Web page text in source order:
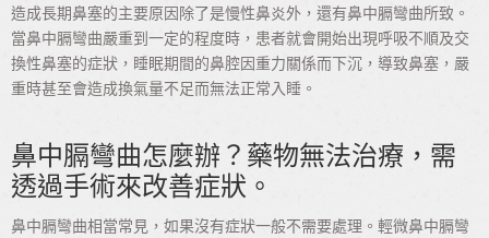
造成長期鼻塞的主要原因除了是慢性鼻炎外，還有鼻中膈彎曲所致。
當鼻中膈彎曲嚴重到一定的程度時，患者就會開始出現呼吸不順及交
換性鼻塞的症狀，睡眠期間的鼻腔因重力關係而下沉，導致鼻塞，嚴
重時甚至會造成換氣量不足而無法正常入睡。
鼻中膈彎曲怎麼辦？藥物無法治療，需
透過手術來改善症狀。
鼻中膈彎曲相當常見，如果沒有症狀一般不需要處理。輕微鼻中膈彎